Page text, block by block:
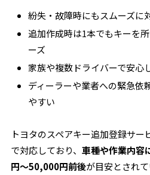
紛失・故障時にもスムーズに
追加作成時は1本でもキーを
ーズ
家族や複数ドライバーで安心
ディーラーや業者への緊急依
やすい
トヨタのスペアキー追加登録サ
で対応しており、車種や作業内容
円～50,000円前後が目安とされ